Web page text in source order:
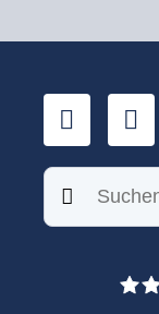
LinkedIn
Suchen